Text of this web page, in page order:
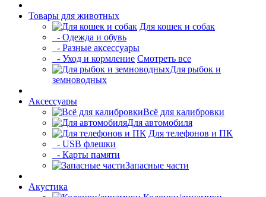
Товары для животных
Для кошек и собак
- Одежда и обувь
- Разные аксессуары
- Уход и кормление Смотреть все
Для рыбок и
земноводных
Аксессуары
Всё для калибровки
Для автомобиля
Для телефонов и ПК
- USB флешки
- Карты памяти
Запасные части
Акустика